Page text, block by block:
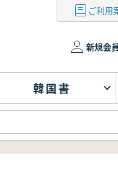
ご利用
新規会
韓国書